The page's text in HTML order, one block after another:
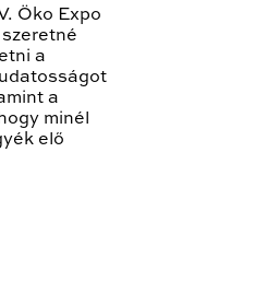
Öko Expo
a
a
minél
elő